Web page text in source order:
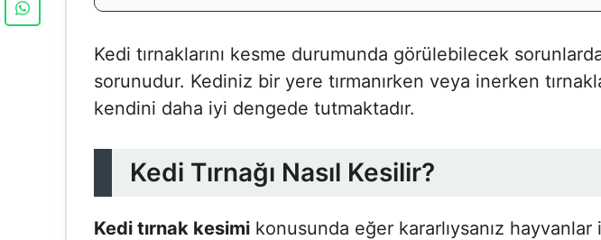
Kedi tırnaklarını kesme durumunda görülebilecek
sorunudur. Kediniz bir yere tırmanırken veya inerken
kendini daha iyi dengede tutmaktadır.
Kedi Tırnağı Nasıl Kesilir?
Kedi tırnak kesimi konusunda eğer kararlıysanız hayvanlar